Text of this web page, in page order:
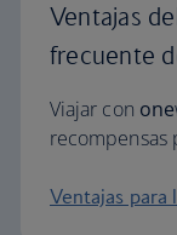
Ventajas
frecuente
Viajar con one
recompensas
Ventajas para